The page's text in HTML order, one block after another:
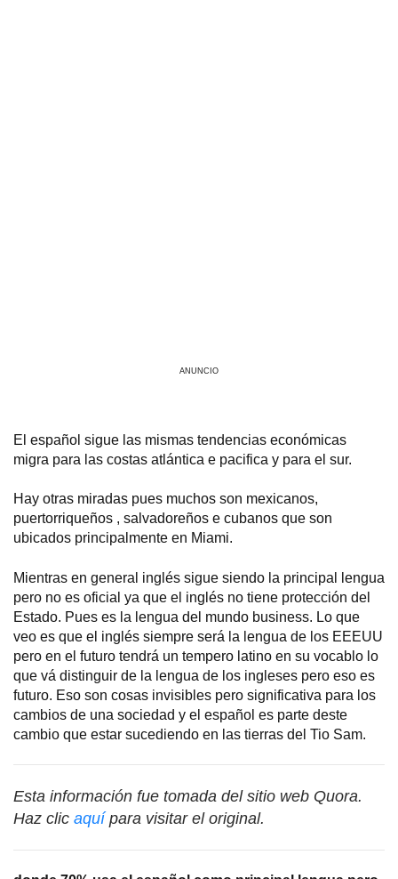
ANUNCIO
El español sigue las mismas tendencias económicas
migra para las costas atlántica e pacifica y para el sur.
Hay otras miradas pues muchos son mexicanos,
puertorriqueños , salvadoreños e cubanos que son
ubicados principalmente en Miami.
Mientras en general inglés sigue siendo la principal lengua
pero no es oficial ya que el inglés no tiene protección del
Estado. Pues es la lengua del mundo business. Lo que
veo es que el inglés siempre será la lengua de los EEEUU
pero en el futuro tendrá un tempero latino en su vocablo lo
que vá distinguir de la lengua de los ingleses pero eso es
futuro. Eso son cosas invisibles pero significativa para los
cambios de una sociedad y el español es parte deste
cambio que estar sucediendo en las tierras del Tio Sam.
Esta información fue tomada del sitio web Quora.
Haz clic aquípara visitar el original.